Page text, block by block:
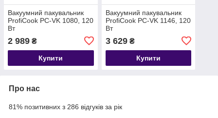
Вакуумний пакувальник
ProfiCook PC-VK 1080, 120
Вт
2 989 ₴
Купити
Вакуумний пакувальник
ProfiCook PC-VK 1146, 120
Вт
3 629₴
Купити
Про нас
81% позитивних з 286 відгуків за рік